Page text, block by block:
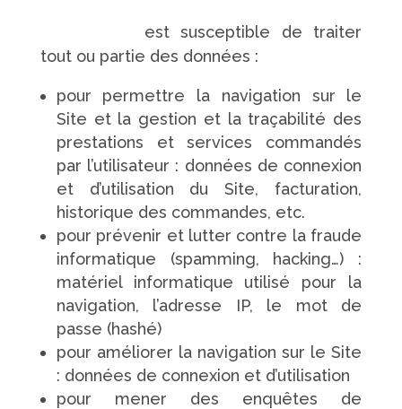
est susceptible de traiter
tout ou partie des données :
pour permettre la navigation sur le
Site et la gestion et la traçabilité des
prestations et services commandés
par l’utilisateur : données de connexion
et d’utilisation du Site, facturation,
historique des commandes, etc.
pour prévenir et lutter contre la fraude
informatique (spamming, hacking…) :
matériel informatique utilisé pour la
navigation, l’adresse IP, le mot de
passe (hashé)
pour améliorer la navigation sur le Site
: données de connexion et d’utilisation
pour mener des enquêtes de